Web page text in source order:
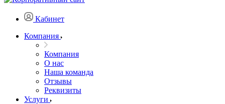
Кабинет
Компания
Компания
О нас
Наша команда
Отзывы
Реквизиты
Услуги